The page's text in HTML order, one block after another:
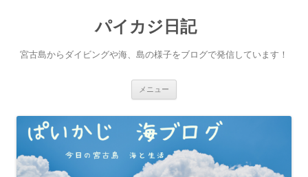
パイカジ日記
宮古島からダイビングや海、島の様子をブログで発信しています！
メニュー
ツ
へ
ス
キ
ッ
プ